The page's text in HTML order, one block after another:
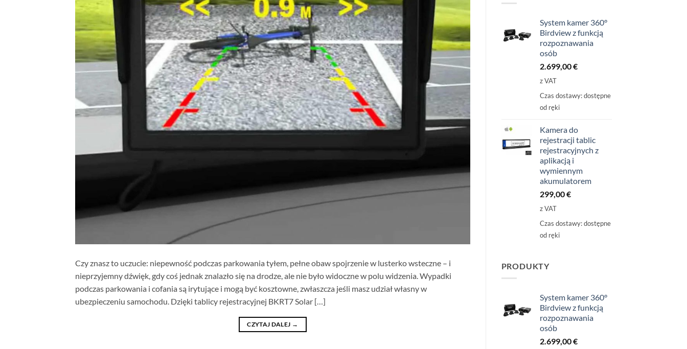
Czy znasz to uczucie: niepewność podczas parkowania tyłem, pełne obaw spojrzenie w lusterko wsteczne – i
nieprzyjemny dźwięk, gdy coś jednak znalazło się na drodze, ale nie było widoczne w polu widzenia. Wypadki
podczas parkowania i cofania są irytujące i mogą być kosztowne, zwłaszcza jeśli masz udział własny w
ubezpieczeniu samochodu. Dzięki tablicy rejestracyjnej BKRT7 Solar […]
CZYTAJ DALEJ →
System kamer 360°
Birdview z funkcją
rozpoznawania
osób
2.699,00€
z VAT
Czas dostawy:dostępne
od ręki
Kamera do
rejestracji tablic
rejestracyjnych z
aplikacją i
wymiennym
akumulatorem
299,00€
z VAT
Czas dostawy:dostępne
od ręki
PRODUKTY
System kamer 360°
Birdview z funkcją
rozpoznawania
osób
2.699,00€